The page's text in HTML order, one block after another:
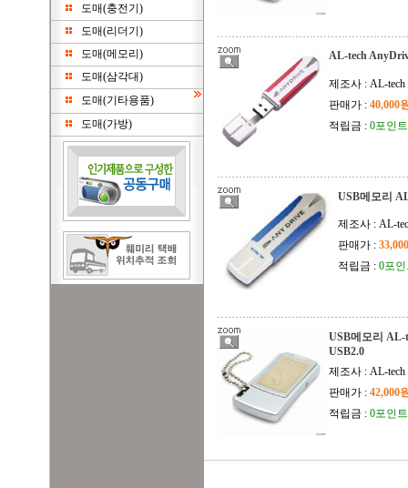
도매(충전기)
도매(리더기)
도매(메모리)
도매(삼각대)
도매(기타용품)
도매(가방)
AL-tech
제조사 : AL-tech
판매가 : 40,000
적립금 : 0포인트
USB메모리
제조사 : AL-
판매가 :
적립금 : 0포
USB메모리 AL-
USB2.0
제조사 : AL-tech
판매가 : 42,000
적립금 : 0포인트